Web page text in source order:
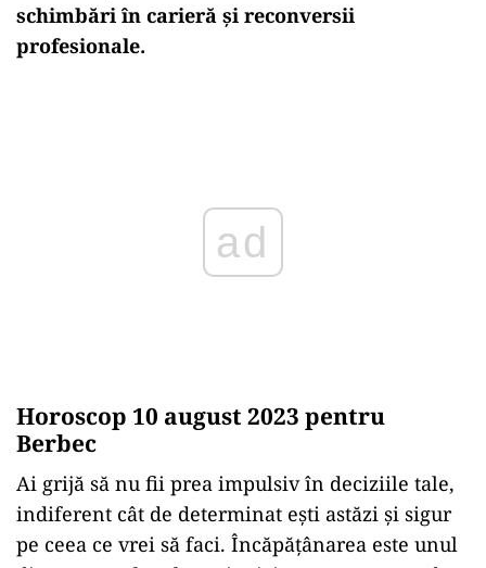
schimbări în carieră și reconversii
profesionale.
Horoscop 10 august 2023 pentru
Berbec
Ai grijă să nu fii prea impulsiv în deciziile tale,
indiferent cât de determinat ești astăzi și sigur
pe ceea ce vrei să faci. Încăpățânarea este unul